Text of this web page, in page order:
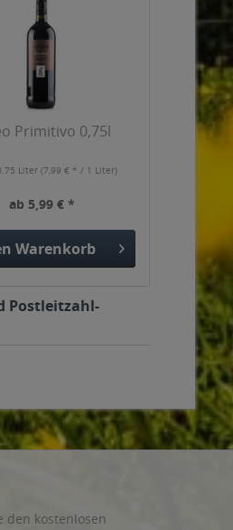
Primitivo 0,75l
Liter (7,99 € * / 1 Liter)
ab 5,99 € *
Warenkorb
Postleitzahl-
den kostenlosen